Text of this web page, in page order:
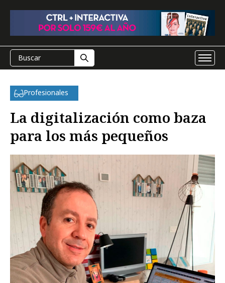
Profesionales
La digitalización como baza
para los más pequeños